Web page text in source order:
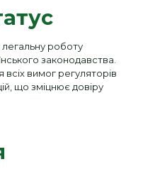
роботу
законодавства.
вимог регуляторів
що зміцнює довіру